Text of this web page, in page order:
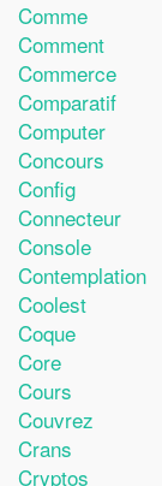
Comme
Comment
Commerce
Comparatif
Computer
Concours
Config
Connecteur
Console
Contemplation
Coolest
Coque
Core
Cours
Couvrez
Crans
Cryptos